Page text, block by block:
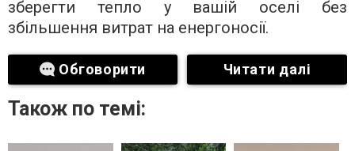
зберегти тепло у вашій оселі без
збільшення витрат на енергоносії.
Обговорити Читати далі
Також по темі: